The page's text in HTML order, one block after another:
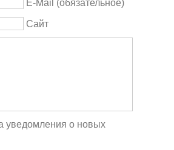
E-Mail (обязательное)
Сайт
уведомления о новых